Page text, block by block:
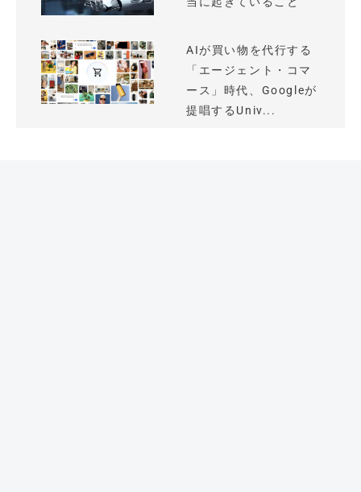
AIが買い物を代行する
「エージェント・コマ
ース」時代、Googleが
提唱するUniv...